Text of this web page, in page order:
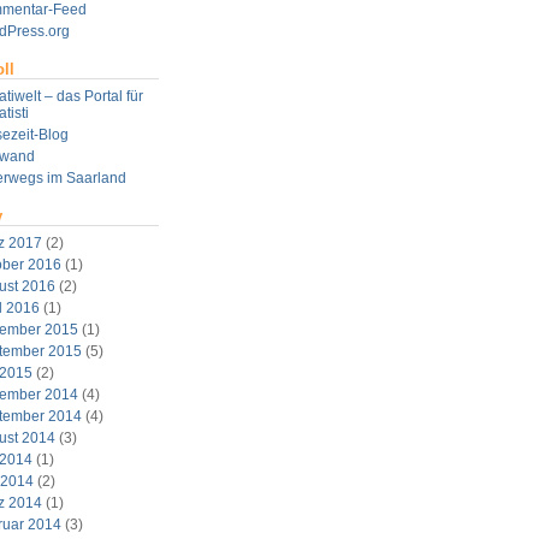
Feed
– das Portal für
Blog
im Saarland
2017 (2)
2016 (1)
2016 (2)
2016 (1)
2015 (1)
2015 (5)
(2)
2014(4)
2014(4)
2014(3)
(1)
(2)
2014(1)
2014(3)